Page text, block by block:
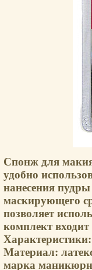
Спонж для
удобно
нанесения
маскирующего
позволяет
комплект
Материал:
марка